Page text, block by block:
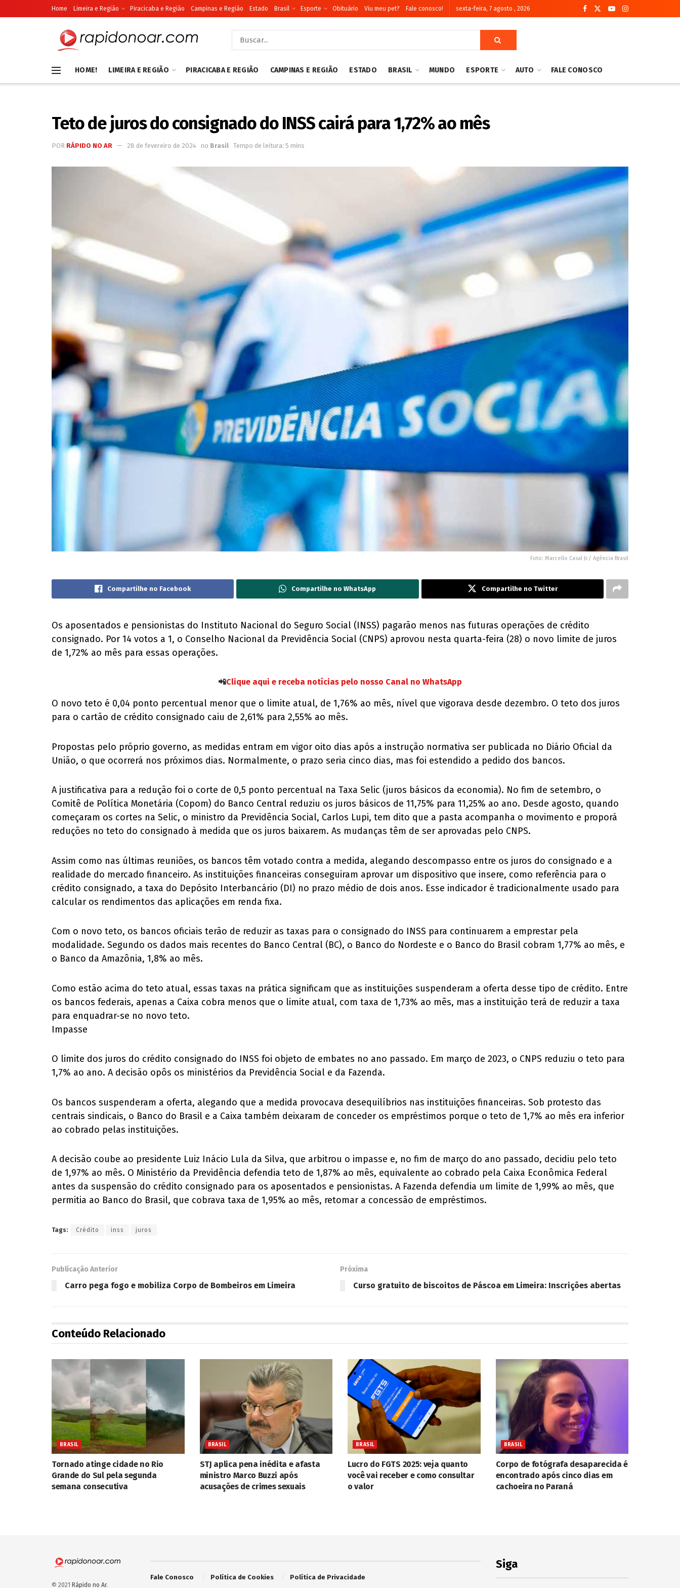
Home Limeira e Região Piracicaba e Região Campinas e Região Estado Brasil Esporte Obituário Viu meu pet? Fale conosco! sexta-feira, 7 agosto , 2026
HOME! LIMEIRA E REGIÃO PIRACICABA E REGIÃO CAMPINAS E REGIÃO ESTADO BRASIL MUNDO ESPORTE AUTO FALE CONOSCO
Teto de juros do consignado do INSS cairá para 1,72% ao mês
POR RÁPIDO NO AR 28 de fevereiro de 2024 no Brasil Tempo de leitura: 5 mins
Foto: Marcello Casal Jr./ Agência Brasil
Compartilhe no Facebook Compartilhe no WhatsApp Compartilhe no Twitter
Os aposentados e pensionistas do Instituto Nacional do Seguro Social (INSS) pagarão menos nas futuras operações de crédito
consignado. Por 14 votos a 1, o Conselho Nacional da Previdência Social (CNPS) aprovou nesta quarta-feira (28) o novo limite de juros
de 1,72% ao mês para essas operações.
📲Clique aqui e receba notícias pelo nosso Canal no WhatsApp
O novo teto é 0,04 ponto percentual menor que o limite atual, de 1,76% ao mês, nível que vigorava desde dezembro. O teto dos juros
para o cartão de crédito consignado caiu de 2,61% para 2,55% ao mês.
Propostas pelo próprio governo, as medidas entram em vigor oito dias após a instrução normativa ser publicada no Diário Oficial da
União, o que ocorrerá nos próximos dias. Normalmente, o prazo seria cinco dias, mas foi estendido a pedido dos bancos.
A justificativa para a redução foi o corte de 0,5 ponto percentual na Taxa Selic (juros básicos da economia). No fim de setembro, o
Comitê de Política Monetária (Copom) do Banco Central reduziu os juros básicos de 11,75% para 11,25% ao ano. Desde agosto, quando
começaram os cortes na Selic, o ministro da Previdência Social, Carlos Lupi, tem dito que a pasta acompanha o movimento e proporá
reduções no teto do consignado à medida que os juros baixarem. As mudanças têm de ser aprovadas pelo CNPS.
Assim como nas últimas reuniões, os bancos têm votado contra a medida, alegando descompasso entre os juros do consignado e a
realidade do mercado financeiro. As instituições financeiras conseguiram aprovar um dispositivo que insere, como referência para o
crédito consignado, a taxa do Depósito Interbancário (DI) no prazo médio de dois anos. Esse indicador é tradicionalmente usado para
calcular os rendimentos das aplicações em renda fixa.
Com o novo teto, os bancos oficiais terão de reduzir as taxas para o consignado do INSS para continuarem a emprestar pela
modalidade. Segundo os dados mais recentes do Banco Central (BC), o Banco do Nordeste e o Banco do Brasil cobram 1,77% ao mês, e
o Banco da Amazônia, 1,8% ao mês.
Como estão acima do teto atual, essas taxas na prática significam que as instituições suspenderam a oferta desse tipo de crédito. Entre
os bancos federais, apenas a Caixa cobra menos que o limite atual, com taxa de 1,73% ao mês, mas a instituição terá de reduzir a taxa
para enquadrar-se no novo teto.
Impasse
O limite dos juros do crédito consignado do INSS foi objeto de embates no ano passado. Em março de 2023, o CNPS reduziu o teto para
1,7% ao ano. A decisão opôs os ministérios da Previdência Social e da Fazenda.
Os bancos suspenderam a oferta, alegando que a medida provocava desequilíbrios nas instituições financeiras. Sob protesto das
centrais sindicais, o Banco do Brasil e a Caixa também deixaram de conceder os empréstimos porque o teto de 1,7% ao mês era inferior
ao cobrado pelas instituições.
A decisão coube ao presidente Luiz Inácio Lula da Silva, que arbitrou o impasse e, no fim de março do ano passado, decidiu pelo teto
de 1,97% ao mês. O Ministério da Previdência defendia teto de 1,87% ao mês, equivalente ao cobrado pela Caixa Econômica Federal
antes da suspensão do crédito consignado para os aposentados e pensionistas. A Fazenda defendia um limite de 1,99% ao mês, que
permitia ao Banco do Brasil, que cobrava taxa de 1,95% ao mês, retomar a concessão de empréstimos.
Tags: Crédito inss juros
Publicação Anterior
Carro pega fogo e mobiliza Corpo de Bombeiros em Limeira
Próxima
Curso gratuito de biscoitos de Páscoa em Limeira: Inscrições abertas
Conteúdo Relacionado
BRASIL
Tornado atinge cidade no Rio
Grande do Sul pela segunda
semana consecutiva
BRASIL
STJ aplica pena inédita e afasta
ministro Marco Buzzi após
acusações de crimes sexuais
BRASIL
Lucro do FGTS 2025: veja quanto
você vai receber e como consultar
o valor
BRASIL
Corpo de fotógrafa desaparecida é
encontrado após cinco dias em
cachoeira no Paraná
© 2021 Rápido no Ar.
Fale Conosco Política de Cookies Política de Privacidade
Siga